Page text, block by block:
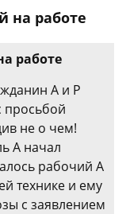
на работе
работе
А и Р
просьбой
не о чем!
А начал
рабочий А
технике и ему
с заявлением